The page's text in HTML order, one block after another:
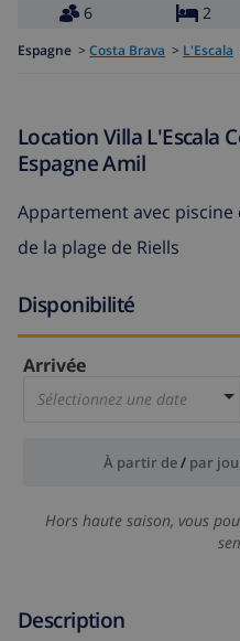
6
2
Espagne > Costa Brava > L'Escala
Location Villa L'Escala
Espagne Amil
Appartement avec
de la plage de Riells
Disponibilité
Arrivée
Sélectionnez une date
À partir de/ par
Hors haute saison, vous
Description